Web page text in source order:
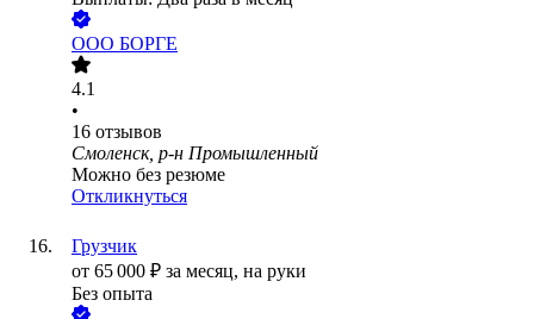
ООО БОРГЕ
4.1
•
16 отзывов
Смоленск, р-н Промышленный
Можно без резюме
Откликнуться
Грузчик
от 65 000 ₽ за месяц, на руки
Без опыта